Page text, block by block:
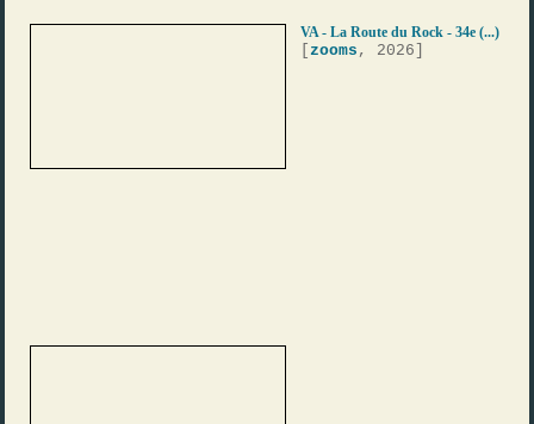
VA - La Route du Rock - 34e (...)
[zooms , 2026]